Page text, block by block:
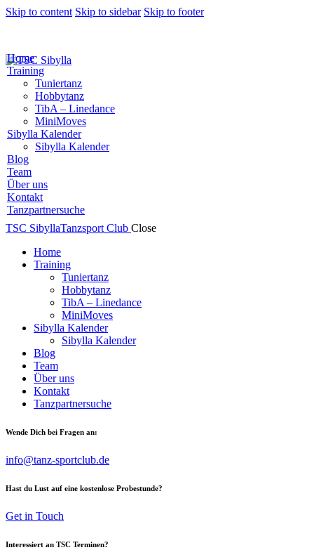
Skip to content Skip to sidebar Skip to footer
Home
Training
Tuniertanz
Hobbytanz
TibA – Linedance
MiniMoves
Sibylla Kalender
Sibylla Kalender
Blog
Team
Über uns
Kontakt
Tanzpartnersuche
TSC SibyllaTanzsport Club Close
Home
Training
Tuniertanz
Hobbytanz
TibA – Linedance
MiniMoves
Sibylla Kalender
Sibylla Kalender
Blog
Team
Über uns
Kontakt
Tanzpartnersuche
Wende Dich bei Fragen an:
info@tanz-sportclub.de
Hast du Lust auf eine kostenlose Probestunde?
Get in Touch
Interessiert an TSC Terminen?